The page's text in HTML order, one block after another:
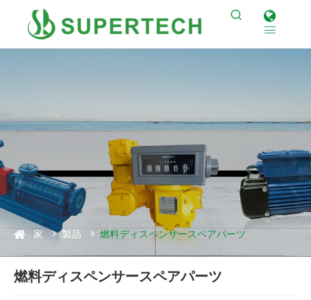


家 製品 燃料ディスペンサースペアパーツ
燃料ディスペンサースペアパーツ